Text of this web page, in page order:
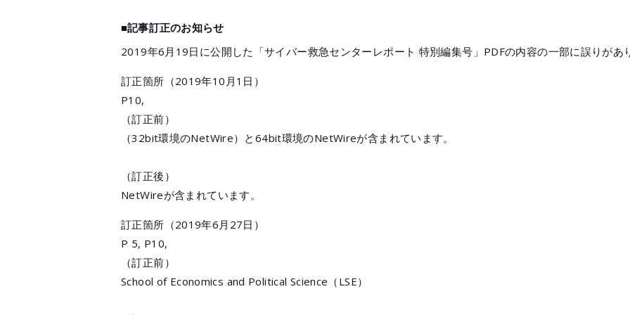
■記事訂正のお知らせ
2019年6月19日に公開した「サイバー救急センターレポート 特別編集号」PDFの内容の一部に誤りがあ
訂正箇所（2019年10月1日）
P10,
（訂正前）
（32bit環境のNetWire）と64bit環境のNetWireが含まれています。
（訂正後）
NetWireが含まれています。
訂正箇所（2019年6月27日）
P 5, P10,
（訂正前）
School of Economics and Political Science（LSE）